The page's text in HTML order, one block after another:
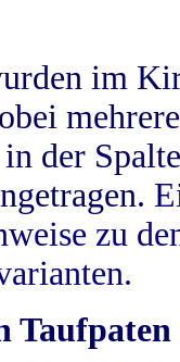
im
der
zu
Taufpaten